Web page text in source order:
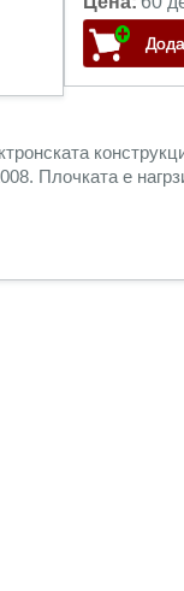
Плочката е